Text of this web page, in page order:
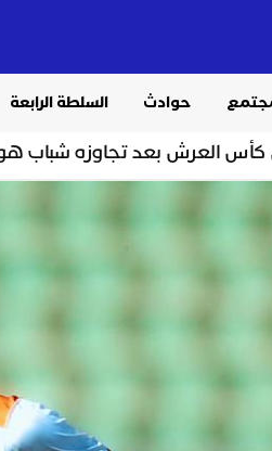
حوادث السلطة الرابعة
كأس العرش بعد تجاوزه شباب